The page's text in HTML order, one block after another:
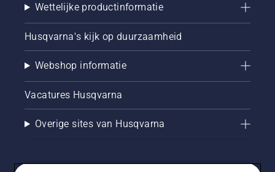
Wettelijke productinformatie
Husqvarna's kijk op duurzaamheid
Webshop informatie
Vacatures Husqvarna
Overige sites van Husqvarna